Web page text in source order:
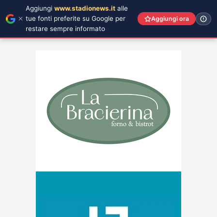
Aggiungi www.stadionews.it alle
tue fonti preferite su Google per
restare sempre informato
Aggiungi ora